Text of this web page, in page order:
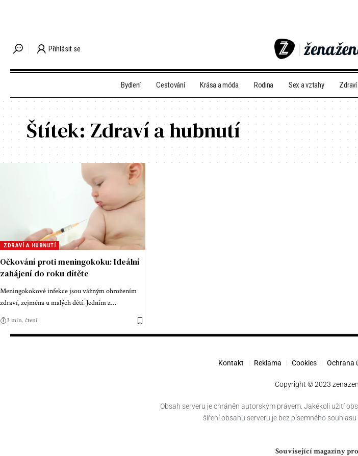
Přihlásit se
Bydlení Cestování Krása a móda Rodina Sex a vztahy
Štítek:Zdraví a hubnutí
ZDRAVÍ A HUBNUTÍ
Očkování proti meningokoku: Ideální
zahájení do roku dítěte
Meningokokové infekce jsou vážným ohrožením
zdraví, zejména u malých dětí. Jedním z…
3 min. čtení
Kontakt Reklama Cookies Ochrana
Copyright © 2023
Obsah serveru je chráněn autorským právem. Jakékoli užití
šíření obsahu serveru je bez písemného
Související magazíny